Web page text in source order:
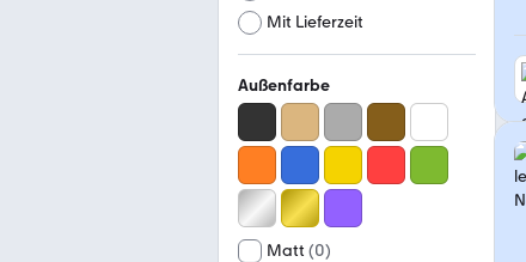
Mit Lieferzeit
Außenfarbe
Matt (0)